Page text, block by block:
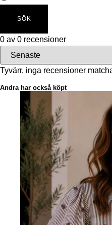
SÖK
0 av 0 recensioner
Tyvärr, inga recensioner
Andra har också köpt